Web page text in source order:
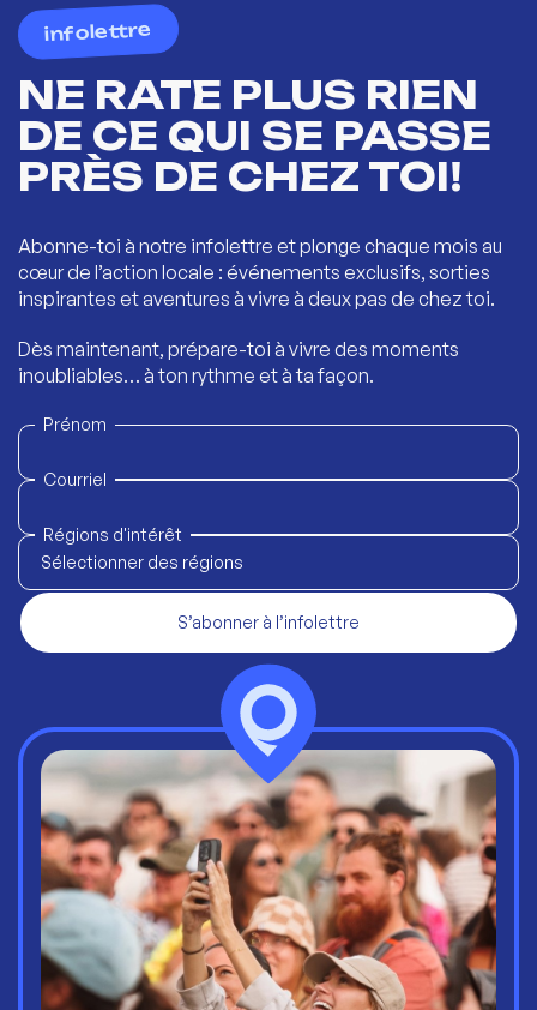
infolettre
NE RATE PLUS RIEN
DE CE QUI SE PASSE
PRÈS DE CHEZ TOI!
Abonne-toi à notre infolettre et plonge chaque mois au
cœur de l’action locale : événements exclusifs, sorties
inspirantes et aventures à vivre à deux pas de chez toi.
Dès maintenant, prépare-toi à vivre des moments
inoubliables… à ton rythme et à ta façon.
Prénom
Courriel
Régions d'intérêt
Sélectionner des régions
S’abonner à l’infolettre